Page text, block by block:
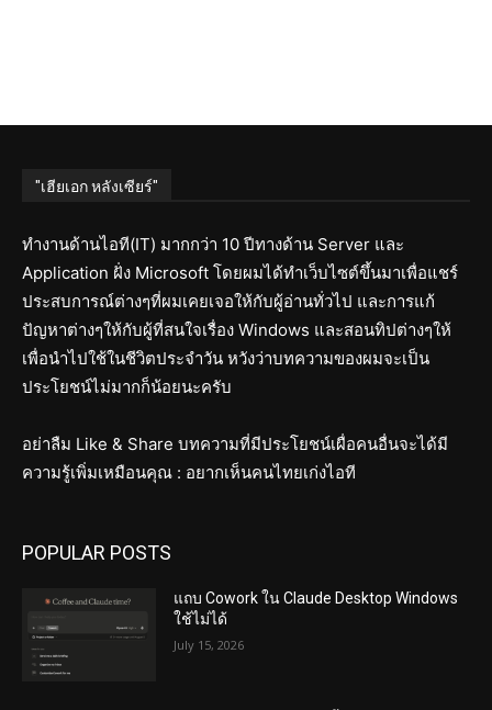
"เฮียเอก หลังเซียร์"
ทำงานด้านไอที(IT) มากกว่า 10 ปีทางด้าน Server และ
Application ฝั่ง Microsoft โดยผมได้ทำเว็บไซต์ขึ้นมาเพื่อแชร์
ประสบการณ์ต่างๆที่ผมเคยเจอให้กับผู้อ่านทั่วไป และการแก้
ปัญหาต่างๆให้กับผู้ที่สนใจเรื่อง Windows และสอนทิปต่างๆให้
เพื่อนำไปใช้ในชีวิตประจำวัน หวังว่าบทความของผมจะเป็น
ประโยชน์ไม่มากก็น้อยนะครับ
อย่าลืม Like & Share บทความที่มีประโยชน์เผื่อคนอื่นจะได้มี
ความรู้เพิ่มเหมือนคุณ : อยากเห็นคนไทยเก่งไอที
POPULAR POSTS
แถบ Cowork ใน Claude Desktop Windows
ใช้ไม่ได้
July 15, 2026